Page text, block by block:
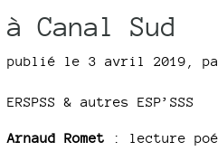
à Canal Sud
publié le 3 avril 2019
ERSPSS & autres ESP’SSS
Arnaud Romet : lecture